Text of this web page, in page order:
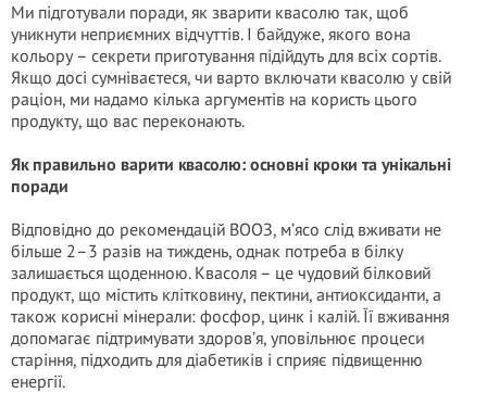
Ми підготували поради, як зварити квасолю так, щоб
уникнути неприємних відчуттів. І байдуже, якого вона
кольору – секрети приготування підійдуть для всіх сортів.
Якщо досі сумніваєтеся, чи варто включати квасолю у свій
раціон, ми надамо кілька аргументів на користь цього
продукту, що вас переконають.
Як правильно варити квасолю: основні кроки та унікальні
поради
Відповідно до рекомендацій ВООЗ, м’ясо слід вживати не
більше 2–3 разів на тиждень, однак потреба в білку
залишається щоденною. Квасоля – це чудовий білковий
продукт, що містить клітковину, пектини, антиоксиданти, а
також корисні мінерали: фосфор, цинк і калій. Її вживання
допомагає підтримувати здоров’я, уповільнює процеси
старіння, підходить для діабетиків і сприяє підвищенню
енергії.